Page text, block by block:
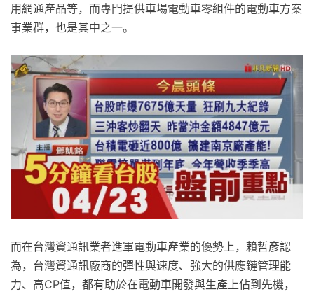
用網通產品等，而專門提供車場電動車零組件的電動車方案
事業群，也是其中之一。
而在台灣資通訊業者進軍電動車產業的優勢上，賴哲彥認
為，台灣資通訊廠商的彈性與速度、強大的供應鏈管理能
力、高CP值，都有助於在電動車開發與生產上佔到先機，